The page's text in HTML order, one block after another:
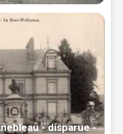
- disparue -